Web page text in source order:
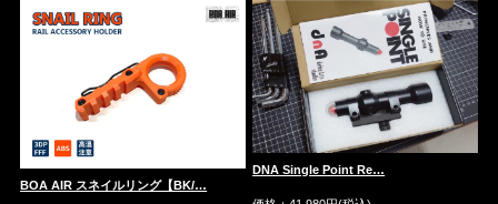
BOA AIR スネイルリング【BK/…
DNA Single Point Re…